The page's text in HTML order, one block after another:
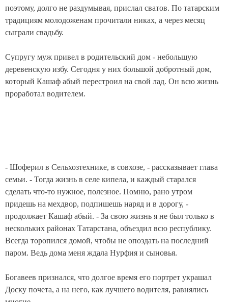
поэтому, долго не раздумывая, прислал сватов. По татарским
традициям молодоженам прочитали никах, а через месяц
сыграли свадьбу.
Супругу муж привел в родительский дом - небольшую
деревенскую избу. Сегодня у них большой добротный дом,
который Кашаф абый перестроил на свой лад. Он всю жизнь
проработал водителем.
- Шоферил в Сельхозтехнике, в совхозе, - рассказывает глава
семьи. - Тогда жизнь в селе кипела, и каждый старался
сделать что-то нужное, полезное. Помню, рано утром
придешь на мехдвор, подпишешь наряд и в дорогу, -
продолжает Кашаф абый. - За свою жизнь я не был только в
нескольких районах Татарстана, объездил всю республику.
Всегда торопился домой, чтобы не опоздать на последний
паром. Ведь дома меня ждала Нурфия и сыновья.
Богавеев признался, что долгое время его портрет украшал
Доску почета, а на него, как лучшего водителя, равнялись